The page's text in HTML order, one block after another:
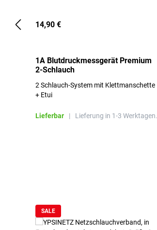
14,90 €
1A Blutdruckmessgerät Premium
2-Schlauch
2 Schlauch-System mit Klettmanschette
+ Etui
Lieferbar | Lieferung in 1-3 Werktagen.
SALE